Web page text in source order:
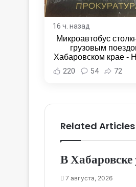
16 ч. назад
Микроавтобус
грузовым
Хабаровском крае -
Хабаровска и
края
220 54 72
Related Articles
В
7 августа, 2026